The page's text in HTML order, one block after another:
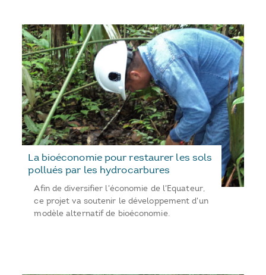
La bioéconomie pour restaurer les sols
pollués par les hydrocarbures
Afin de diversifier l'économie de l'Equateur,
ce projet va soutenir le développement d'un
modèle alternatif de bioéconomie.